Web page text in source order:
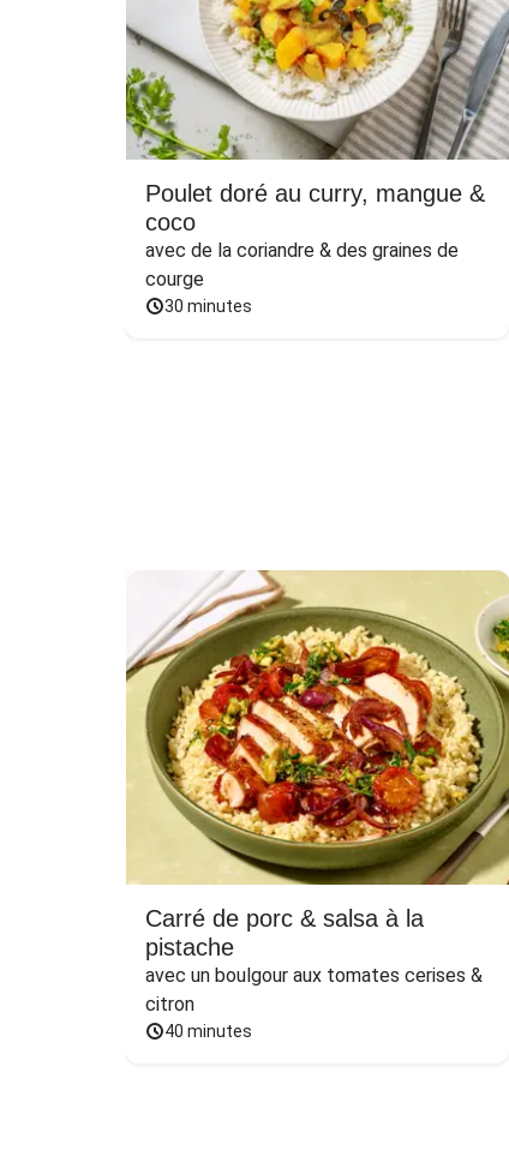
Poulet doré au curry, mangue &
coco
avec de la coriandre & des graines de
courge
30 minutes
Carré de porc & salsa à la
pistache
avec un boulgour aux tomates cerises &
citron
40 minutes